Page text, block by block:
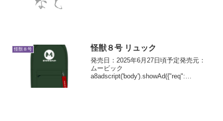
怪獣８号 怪獣８号 リュック
発売日：2025年6月27日頃予定発売元：
ムービック
a8adscript('body').showAd({"req":